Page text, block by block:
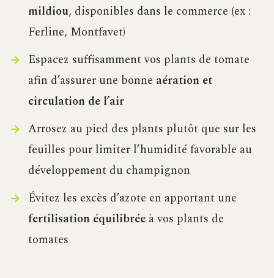
mildiou, disponibles dans le commerce (ex :
Ferline, Montfavet)
Espacez suffisamment vos plants de tomate
afin d’assurer une bonne aération et
circulation de l’air
Arrosez au pied des plants plutôt que sur les
feuilles pour limiter l’humidité favorable au
développement du champignon
Évitez les excès d’azote en apportant une
fertilisation équilibréeà vos plants de
tomates